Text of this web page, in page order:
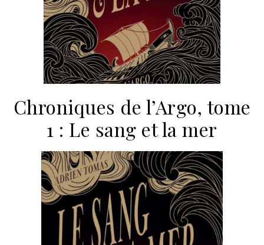
Chroniques de l’Argo, tome
1 : Le sang et la mer